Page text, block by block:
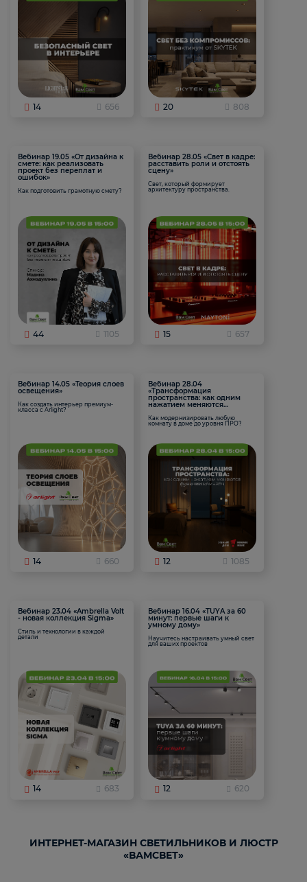
14 656 20 808
Вебинар 19.05 «От дизайна к
смете: как реализовать
проект без переплат и
ошибок»
Как подготовить грамотную смету?
44 1105
Вебинар 28.05 «Свет в кадре:
расставить роли и отстоять
сцену»
Свет, который формирует
архитектуру пространства.
15 657
Вебинар 14.05 «Теория слоев
освещения»
Как создать интерьер премиум-
класса с Arlight?
14 660
Вебинар 28.04
«Трансформация
пространства: как одним
нажатием меняются
Как модернизировать любую
комнату в доме до уровня ПРО?
12 1085
Вебинар 23.04 «Ambrella Volt
- новая коллекция Sigma»
Стиль и технологии в каждой
детали
14 683
Вебинар 16.04 «TUYA за 60
минут: первые шаги к
умному дому»
Научитесь настраивать умный свет
для ваших проектов
12 620
ИНТЕРНЕТ-МАГАЗИН СВЕТИЛЬНИКОВ И ЛЮСТР
«ВАМСВЕТ»